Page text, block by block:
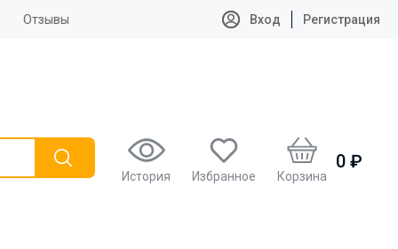
Отзывы Вход Регистрация
История Избранное Корзина
0 ₽